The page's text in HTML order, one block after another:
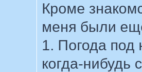
Кроме
меня были
1. Погода
когда-нибудь